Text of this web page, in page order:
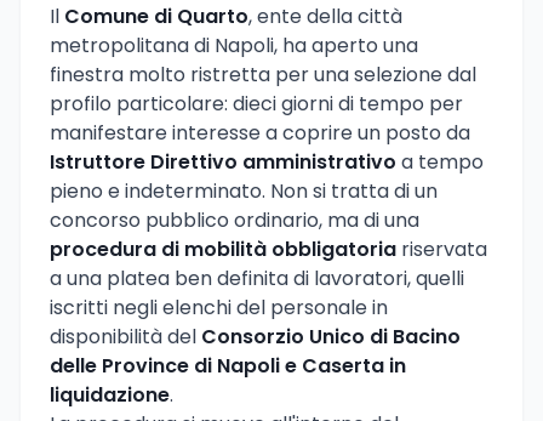
Il Comune di Quarto, ente della città
metropolitana di Napoli, ha aperto una
finestra molto ristretta per una selezione dal
profilo particolare: dieci giorni di tempo per
manifestare interesse a coprire un posto da
Istruttore Direttivo amministrativo a tempo
pieno e indeterminato. Non si tratta di un
concorso pubblico ordinario, ma di una
procedura di mobilità obbligatoria riservata
a una platea ben definita di lavoratori, quelli
iscritti negli elenchi del personale in
disponibilità del Consorzio Unico di Bacino
delle Province di Napoli e Caserta in
liquidazione.